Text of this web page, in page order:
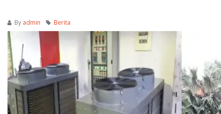
By admin Berita